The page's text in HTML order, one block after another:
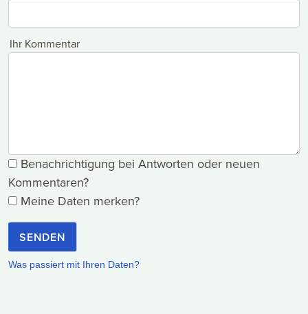
Ihr Kommentar
Benachrichtigung bei Antworten oder neuen
Kommentaren?
Meine Daten merken?
SENDEN
Was passiert mit Ihren Daten?